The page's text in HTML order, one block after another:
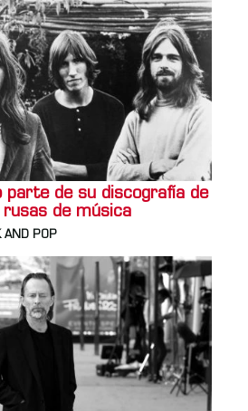
parte de su discografía de
de música
AND POP